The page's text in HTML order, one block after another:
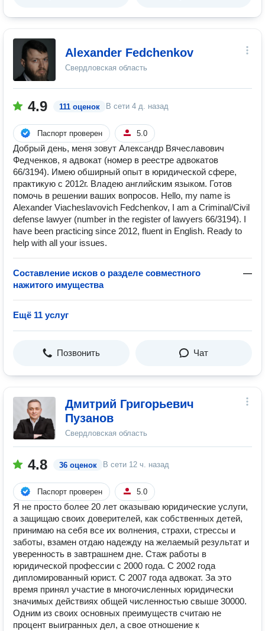
Alexander Fedchenkov
Свердловская область
4.9 111 оценок В сети 4 д. назад
Паспорт проверен 5.0
Добрый день, меня зовут Александр Вячеславович
Федченков, я адвокат (номер в реестре адвокатов
66/3194). Имею обширный опыт в юридической сфере,
практикую с 2012г. Владею английским языком. Готов
помочь в решении ваших вопросов. Hello, my name is
Alexander Viacheslavovich Fedchenkov, I am a Criminal/Civil
defense lawyer (number in the register of lawyers 66/3194). I
have been practicing since 2012, fluent in English. Ready to
help with all your issues.
Составление исков о разделе совместного
нажитого имущества
—
Ещё 11 услуг
Позвонить Чат
Дмитрий Григорьевич
Пузанов
Свердловская область
4.8 36 оценок В сети 12 ч. назад
Паспорт проверен 5.0
Я не просто более 20 лет оказываю юридические услуги,
а защищаю своих доверителей, как собственных детей,
принимаю на себя все их волнения, страхи, стрессы и
заботы, взамен отдаю надежду на желаемый результат и
уверенность в завтрашнем дне. Стаж работы в
юридической профессии с 2000 года. С 2002 года
дипломированный юрист. С 2007 года адвокат. За это
время принял участие в многочисленных юридически
значимых действиях общей численностью свыше 30000.
Одним из своих основных преимуществ считаю не
процент выигранных дел, а свое отношение к